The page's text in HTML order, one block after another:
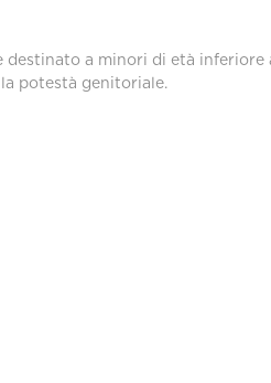
destinato a minori di età
potestà genitoriale.